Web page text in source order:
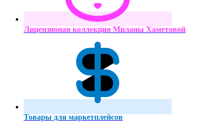
Лицензионая коллекция Миланы Хаметовой
Товары для маркетплейсов